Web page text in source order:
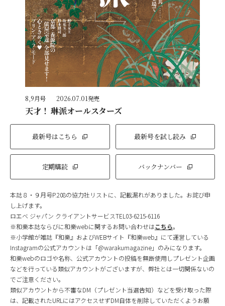
8,9月号 2026.07.01発売
天才！ 琳派オールスターズ
最新号はこちら 最新号を試し読み
定期購読 バックナンバー
本誌８・９月号P.208の協力社リストに、記載漏れがありました。お詫び申
し上げます。
ロエベ ジャパン クライアントサービスTEL03-6215-6116
※和樂本誌ならびに和樂webに関するお問い合わせはこちら。
※小学館が雑誌『和樂』およびWEBサイト『和樂web』にて運営している
Instagramの公式アカウントは「@warakumagazine」のみになります。
和樂webのロゴや名称、公式アカウントの投稿を無断使用しプレゼント企画
などを行っている類似アカウントがございますが、弊社とは一切関係ないの
でご注意ください。
類似アカウントから不審なDM（プレゼント当選告知）などを受け取った際
は、記載されたURLにはアクセスせずDM自体を削除していただくようお願